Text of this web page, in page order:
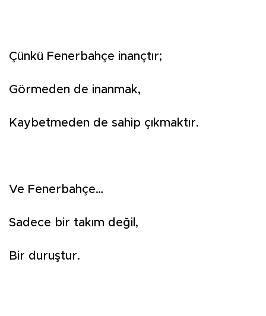
Çünkü Fenerbahçe inançtır;
Görmeden de inanmak,
Kaybetmeden de sahip çıkmaktır.
Ve Fenerbahçe…
Sadece bir takım değil,
Bir duruştur.